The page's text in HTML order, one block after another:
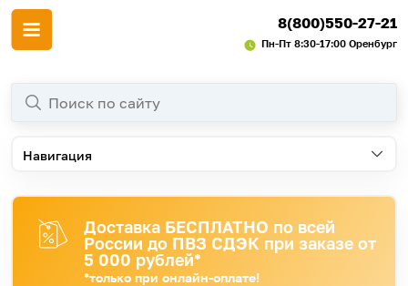
8(800)550-27-21
Пн-Пт 8:30-17:00 Оренбург
Навигация
Доставка БЕСПЛАТНО по всей
России до ПВЗ СДЭК при заказе от
5 000 рублей*
*только при онлайн-оплате!